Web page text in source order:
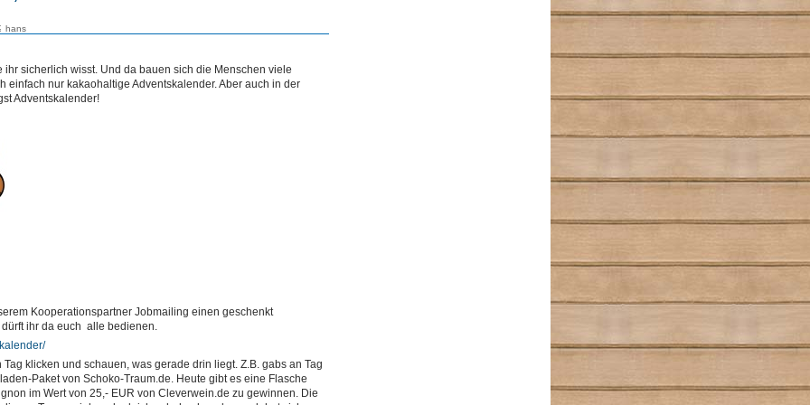
hans
ihr sicherlich wisst. Und da bauen sich die Menschen viele
einfach nur kakaohaltige Adventskalender. Aber auch in der
Adventskalender!
Kooperationspartner Jobmailing einen geschenkt
ihr da euch alle bedienen.
klicken und schauen, was gerade drin liegt. Z.B. gabs an Tag
Paket von Schoko-Traum.de. Heute gibt es eine Flasche
im Wert von 25,- EUR von Cleverwein.de zu gewinnen. Die